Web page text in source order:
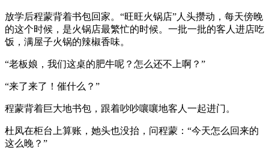
放学后程蒙背着书包回家。“旺旺火锅店”人头攒动，每天傍晚
的这个时候，是火锅店最繁忙的时候。一批一批的客人进店吃
饭，满屋子火锅的辣椒香味。
“老板娘，我们这桌的肥牛呢？怎么还不上啊？”
“来了来了！催什么？”
程蒙背着巨大地书包，跟着吵吵嚷嚷地客人一起进门。
杜凤在柜台上算账，她头也没抬，问程蒙：“今天怎么回来的
这么晚？”